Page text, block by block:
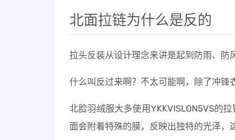
北面拉链为什么是反的
拉头反装从设计理念来讲是起到防雨、防
什么叫反过来啊？不太可能啊，除了冲锋
北脸羽绒服大多使用YKKVISLON5VS的
面会附着特殊的膜，反映出独特的光泽，